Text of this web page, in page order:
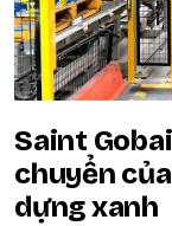
Saint
chuyển
dựng xanh